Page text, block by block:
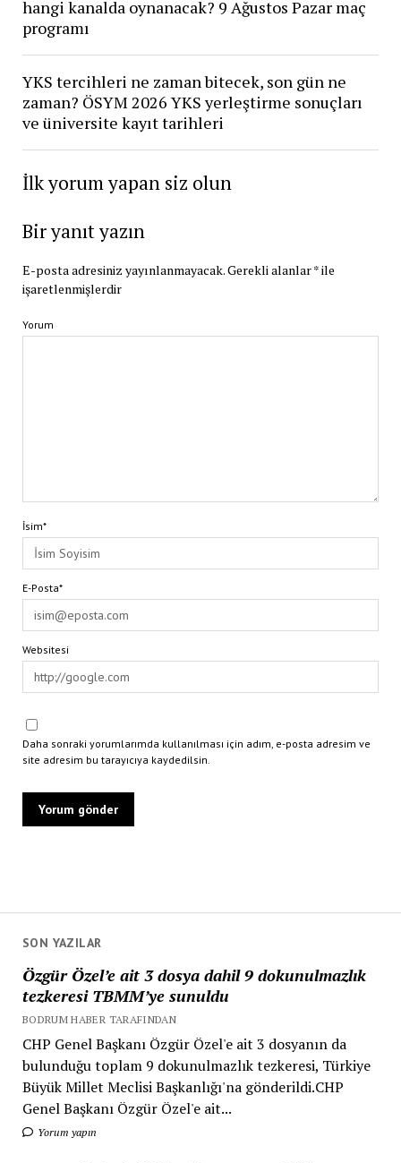
SON YAZILAR
Özgür Özel’e ait 3 dosya dahil 9 dokunulmazlık
tezkeresi TBMM’ye sunuldu
BODRUM HABER TARAFINDAN
CHP Genel Başkanı Özgür Özel'e ait 3 dosyanın da
bulunduğu toplam 9 dokunulmazlık tezkeresi, Türkiye
Büyük Millet Meclisi Başkanlığı'na gönderildi.CHP
Genel Başkanı Özgür Özel'e ait...
Yorum yapın
hangi kanalda oynanacak? 9 Ağustos Pazar maç
programı
YKS tercihleri ne zaman bitecek, son gün ne
zaman? ÖSYM 2026 YKS yerleştirme sonuçları
ve üniversite kayıt tarihleri
İlk yorum yapan siz olun
Bir yanıt yazın
E-posta adresiniz yayınlanmayacak.Gerekli alanlar*ile
işaretlenmişlerdir
Yorum
İsim*
E-Posta*
Websitesi
Daha sonraki yorumlarımda kullanılması için adım, e-posta adresim ve
site adresim bu tarayıcıya kaydedilsin.